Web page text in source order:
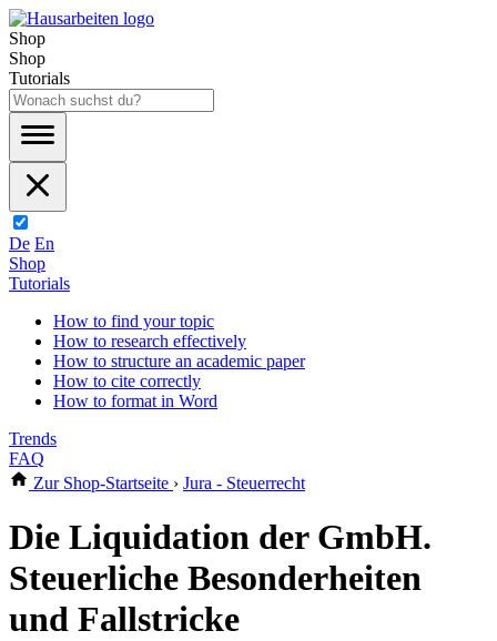
Shop
Shop
Tutorials
De En
Shop
Tutorials
How to find your topic
How to research effectively
How to structure an academic paper
How to cite correctly
How to format in Word
Trends
FAQ
Zur Shop-Startseite › Jura - Steuerrecht
Die Liquidation der GmbH.
Steuerliche Besonderheiten
und Fallstricke